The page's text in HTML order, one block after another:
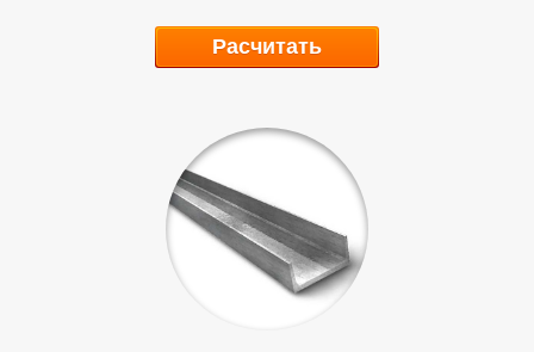
Б
Расчитать
Б